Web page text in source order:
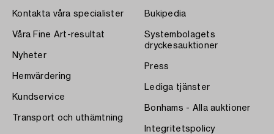
Kontakta våra specialister
Våra Fine Art-resultat
Nyheter
Hemvärdering
Kundservice
Transport och uthämtning
Bukipedia
Systembolagets
dryckesauktioner
Press
Lediga tjänster
Bonhams - Alla auktioner
Integritetspolicy